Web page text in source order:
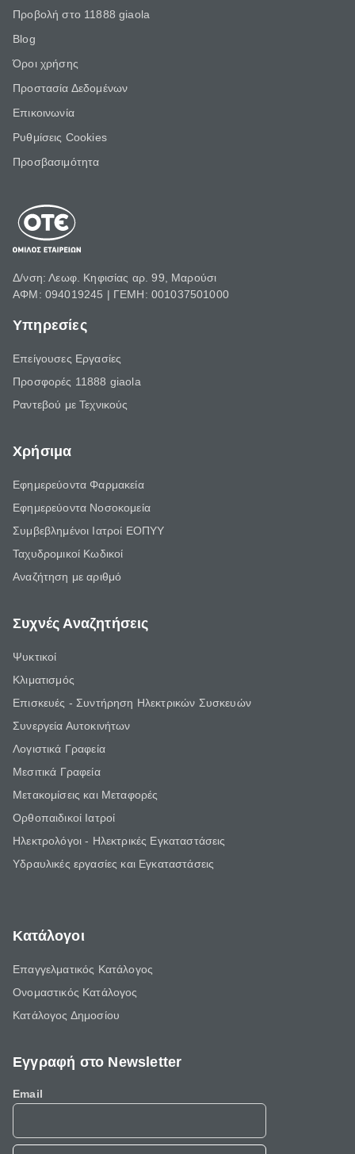
Προβολή στο 11888 giaola
Blog
Όροι χρήσης
Προστασία Δεδομένων
Επικοινωνία
Ρυθμίσεις Cookies
Προσβασιμότητα
Δ/νση: Λεωφ. Κηφισίας αρ. 99, Μαρούσι
ΑΦΜ: 094019245 | ΓΕΜΗ: 001037501000
Υπηρεσίες
Επείγουσες Εργασίες
Προσφορές 11888 giaola
Ραντεβού με Τεχνικούς
Χρήσιμα
Εφημερεύοντα Φαρμακεία
Εφημερεύοντα Νοσοκομεία
Συμβεβλημένοι Ιατροί ΕΟΠΥΥ
Ταχυδρομικοί Κωδικοί
Αναζήτηση με αριθμό
Συχνές Αναζητήσεις
Ψυκτικοί
Κλιματισμός
Επισκευές - Συντήρηση Ηλεκτρικών Συσκευών
Συνεργεία Αυτοκινήτων
Λογιστικά Γραφεία
Μεσιτικά Γραφεία
Μετακομίσεις και Μεταφορές
Ορθοπαιδικοί Ιατροί
Ηλεκτρολόγοι - Ηλεκτρικές Εγκαταστάσεις
Υδραυλικές εργασίες και Εγκαταστάσεις
Κατάλογοι
Επαγγελματικός Κατάλογος
Ονομαστικός Κατάλογος
Κατάλογος Δημοσίου
Εγγραφή στο Newsletter
Email